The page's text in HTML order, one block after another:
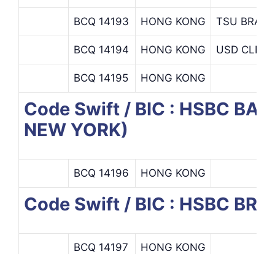
BCQ 14193 HONG KONG TSU
BCQ 14194 HONG KONG USD
BCQ 14195 HONG KONG
Code Swift / BIC : HSBC
NEW YORK)
BCQ 14196 HONG KONG
Code Swift / BIC : HSBC
BCQ 14197 HONG KONG